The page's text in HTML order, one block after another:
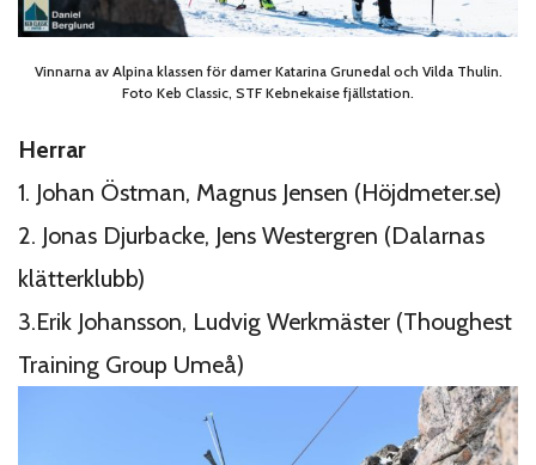
Vinnarna av Alpina klassen för damer Katarina Grunedal och Vilda Thulin.
Foto Keb Classic, STF Kebnekaise fjällstation.
Herrar
1. Johan Östman, Magnus Jensen (Höjdmeter.se)
2. Jonas Djurbacke, Jens Westergren (Dalarnas
klätterklubb)
3.Erik Johansson, Ludvig Werkmäster (Thoughest
Training Group Umeå)